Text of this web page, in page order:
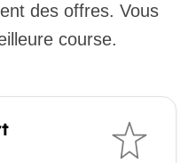
des offres. Vous
course.